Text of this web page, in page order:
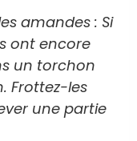
amandes : Si
ont encore
un torchon
Frottez-les
une partie